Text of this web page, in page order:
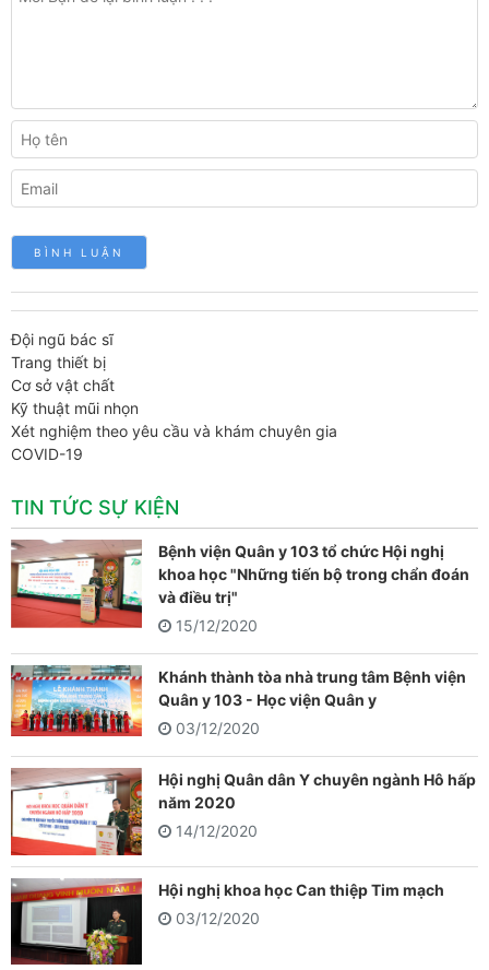
Đội ngũ bác sĩ
Trang thiết bị
Cơ sở vật chất
Kỹ thuật mũi nhọn
Xét nghiệm theo yêu cầu và khám chuyên gia
COVID-19
TIN TỨC SỰ KIỆN
Bệnh viện Quân y 103 tổ chức Hội nghị
khoa học "Những tiến bộ trong chẩn đoán
và điều trị"
15/12/2020
Khánh thành tòa nhà trung tâm Bệnh viện
Quân y 103 - Học viện Quân y
03/12/2020
Hội nghị Quân dân Y chuyên ngành Hô hấp
năm 2020
14/12/2020
Hội nghị khoa học Can thiệp Tim mạch
03/12/2020